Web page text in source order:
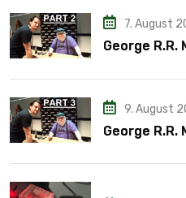
7. August
George
9. August
George